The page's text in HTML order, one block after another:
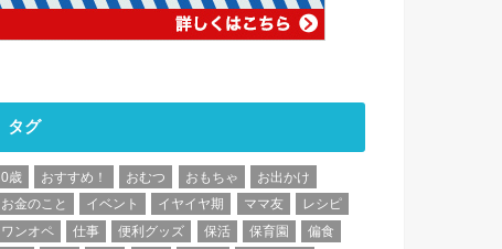
タグ
0歳 おすすめ！ おむつ おもちゃ
お出かけ
お金のこと
イベント イヤイヤ期 ママ友
レシピ
ワンオペ
仕事 便利グッズ 保活 保育園
偏食